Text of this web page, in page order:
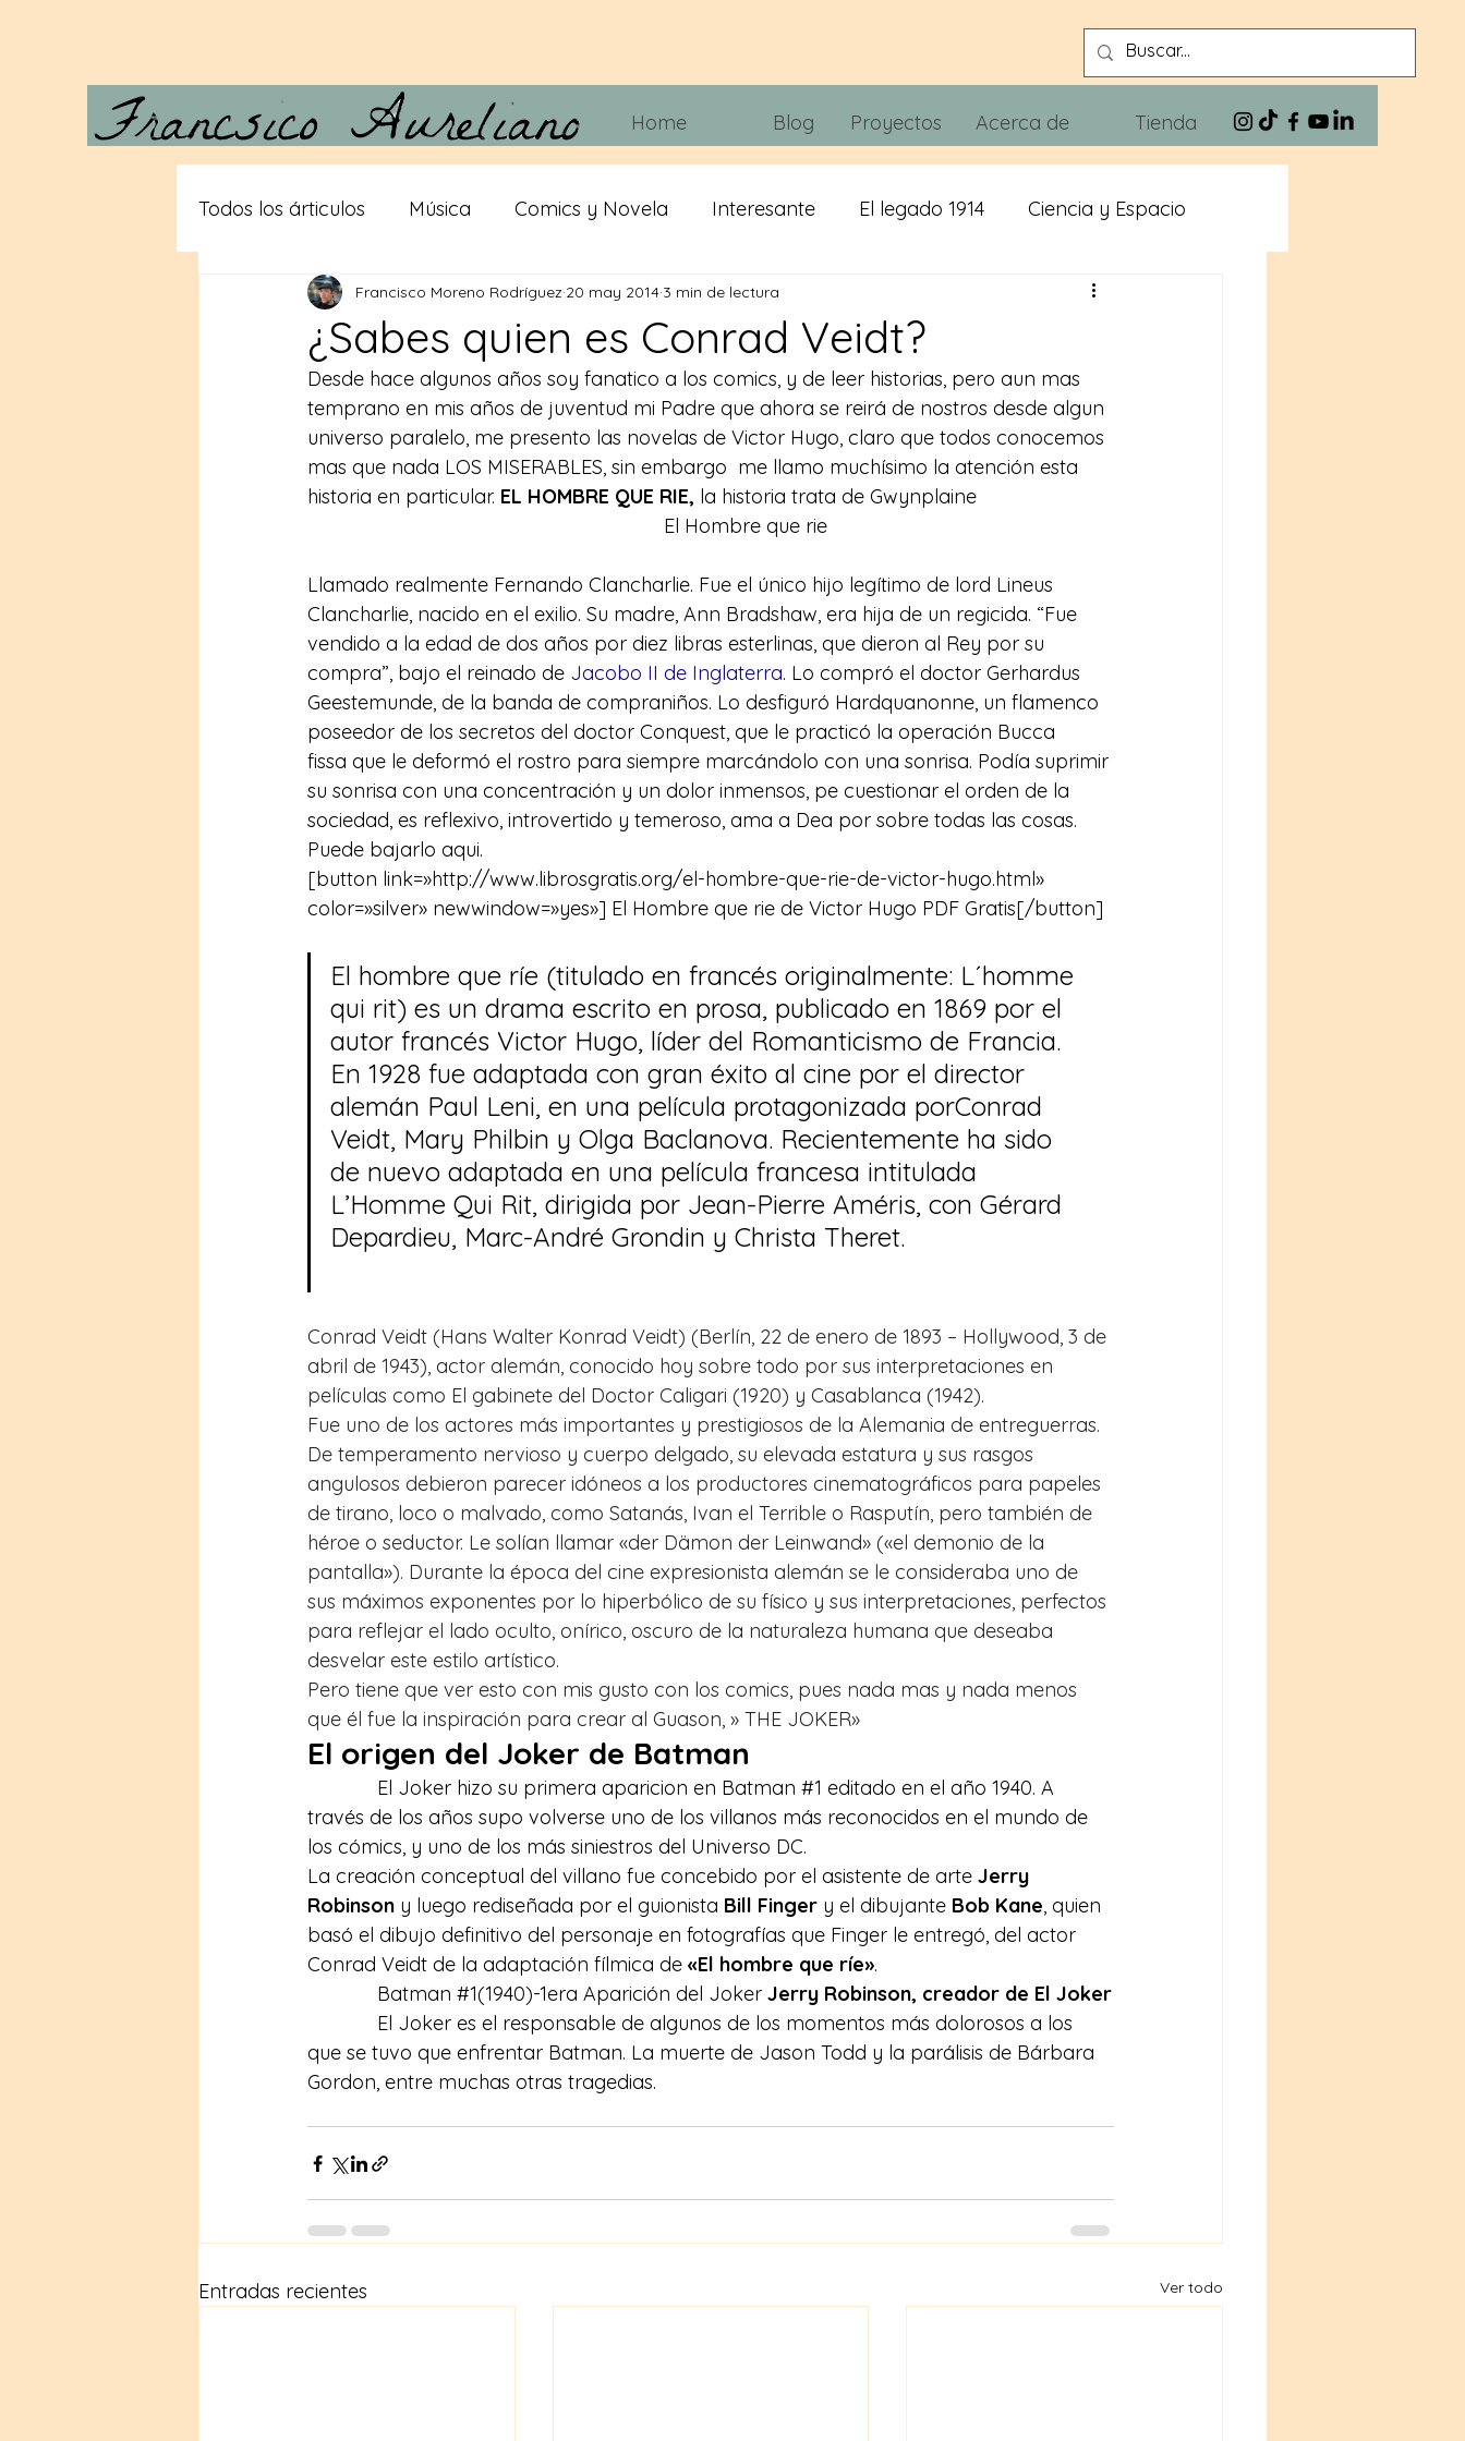
Home Blog Proyectos Acerca de Tienda
Todos los árticulos Música Comics y Novela Interesante El legado 1914 Ciencia y Espacio
Carta a Vera Desde las tripas Juegos Tecnología Xivra The Blues
Gigantes Teorias conspiracion cerveza IA Misticismo
¿Sabes quien es Conrad Veidt?
Francisco Moreno Rodríguez 20 may 2014 3 min de lectura
Desde hace algunos años soy fanatico a los comics, y de leer historias, pero aun mas
temprano en mis años de juventud mi Padre que ahora se reirá de nostros desde algun
universo paralelo, me presento las novelas de Victor Hugo, claro que todos conocemos
mas que nada LOS MISERABLES, sin embargo  me llamo muchísimo la atención esta
historia en particular. EL HOMBRE QUE RIE, la historia trata de Gwynplaine
El Hombre que rie
Llamado realmente Fernando Clancharlie. Fue el único hijo legítimo de lord Lineus
Clancharlie, nacido en el exilio. Su madre, Ann Bradshaw, era hija de un regicida. “Fue
vendido a la edad de dos años por diez libras esterlinas, que dieron al Rey por su
compra”, bajo el reinado de Jacobo II de Inglaterra. Lo compró el doctor Gerhardus
Geestemunde, de la banda de compraniños. Lo desfiguró Hardquanonne, un flamenco
poseedor de los secretos del doctor Conquest, que le practicó la operación Bucca
fissa que le deformó el rostro para siempre marcándolo con una sonrisa. Podía suprimir
su sonrisa con una concentración y un dolor inmensos, pe cuestionar el orden de la
sociedad, es reflexivo, introvertido y temeroso, ama a Dea por sobre todas las cosas.
Puede bajarlo aqui.
[button link=»http://www.librosgratis.org/el-hombre-que-rie-de-victor-hugo.html»
color=»silver» newwindow=»yes»] El Hombre que rie de Victor Hugo PDF Gratis[/button]
El hombre que ríe (titulado en francés originalmente: L´homme
qui rit) es un drama escrito en prosa, publicado en 1869 por el
autor francés Victor Hugo, líder del Romanticismo de Francia.
En 1928 fue adaptada con gran éxito al cine por el director
alemán Paul Leni, en una película protagonizada porConrad
Veidt, Mary Philbin y Olga Baclanova. Recientemente ha sido
de nuevo adaptada en una película francesa intitulada
L’Homme Qui Rit, dirigida por Jean-Pierre Améris, con Gérard
Depardieu, Marc-André Grondin y Christa Theret.
Conrad Veidt (Hans Walter Konrad Veidt) (Berlín, 22 de enero de 1893 – Hollywood, 3 de
abril de 1943), actor alemán, conocido hoy sobre todo por sus interpretaciones en
películas como El gabinete del Doctor Caligari (1920) y Casablanca (1942).
Fue uno de los actores más importantes y prestigiosos de la Alemania de entreguerras.
De temperamento nervioso y cuerpo delgado, su elevada estatura y sus rasgos
angulosos debieron parecer idóneos a los productores cinematográficos para papeles
de tirano, loco o malvado, como Satanás, Ivan el Terrible o Rasputín, pero también de
héroe o seductor. Le solían llamar «der Dämon der Leinwand» («el demonio de la
pantalla»). Durante la época del cine expresionista alemán se le consideraba uno de
sus máximos exponentes por lo hiperbólico de su físico y sus interpretaciones, perfectos
para reflejar el lado oculto, onírico, oscuro de la naturaleza humana que deseaba
desvelar este estilo artístico.
Pero tiene que ver esto con mis gusto con los comics, pues nada mas y nada menos
que él fue la inspiración para crear al Guason, » THE JOKER»
El origen del Joker de Batman
El Joker hizo su primera aparicion en Batman #1 editado en el año 1940. A
través de los años supo volverse uno de los villanos más reconocidos en el mundo de
los cómics, y uno de los más siniestros del Universo DC.
La creación conceptual del villano fue concebido por el asistente de arte Jerry
Robinson y luego rediseñada por el guionista Bill Finger y el dibujante Bob Kane, quien
basó el dibujo definitivo del personaje en fotografías que Finger le entregó, del actor
Conrad Veidt de la adaptación fílmica de «El hombre que ríe».
Batman #1(1940)-1era Aparición del Joker Jerry Robinson, creador de El Joker
El Joker es el responsable de algunos de los momentos más dolorosos a los
que se tuvo que enfrentar Batman. La muerte de Jason Todd y la parálisis de Bárbara
Gordon, entre muchas otras tragedias.
Entradas recientes Ver todo